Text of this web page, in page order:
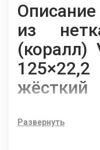
Описание
из
(коралл)
жёсткий
Vitals Master Т27
Развернуть